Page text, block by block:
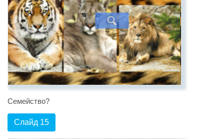
Семейство?
Слайд 15